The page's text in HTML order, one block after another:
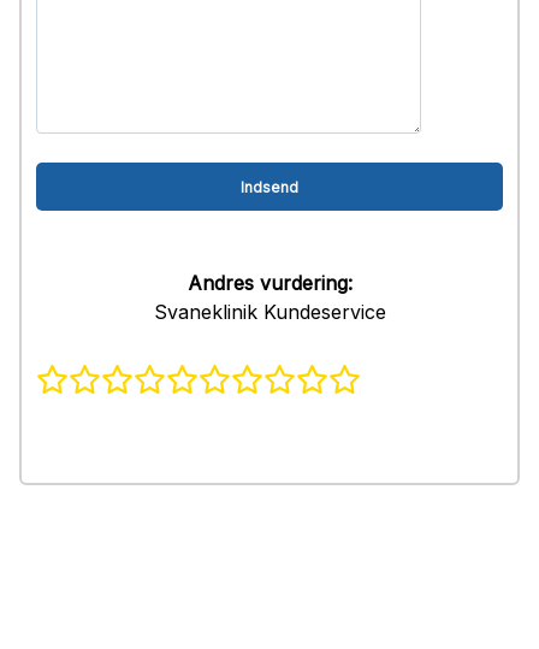
Andres vurdering:
Svaneklinik Kundeservice